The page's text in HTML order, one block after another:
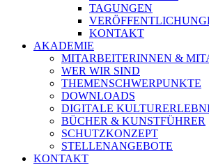
TAGUNGEN
KONTAKT
AKADEMIE
MITARBEITERINNEN &
WER WIR SIND
THEMENSCHWERPUNKTE
DOWNLOADS
DIGITALE
BÜCHER & KUNSTFÜHRER
SCHUTZKONZEPT
STELLENANGEBOTE
KONTAKT